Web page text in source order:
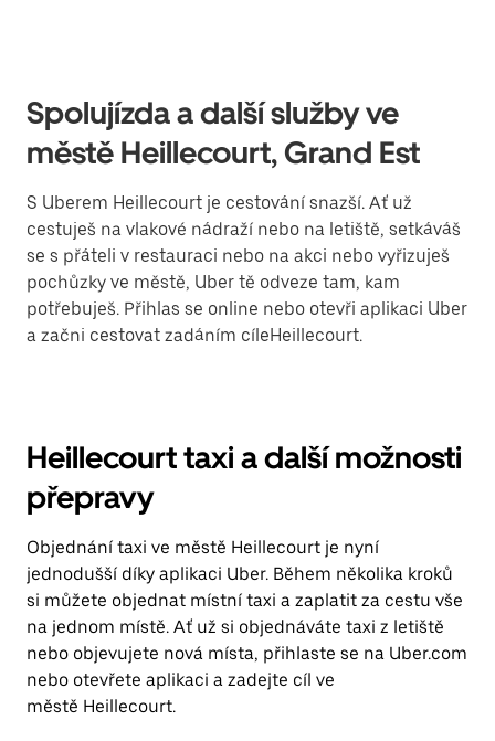
Spolujízda a další služby ve
městě Heillecourt, Grand Est
S Uberem Heillecourt je cestování snazší. Ať už
cestuješ na vlakové nádraží nebo na letiště, setkáváš
se s přáteli v restauraci nebo na akci nebo vyřizuješ
pochůzky ve městě, Uber tě odveze tam, kam
potřebuješ. Přihlas se online nebo otevři aplikaci Uber
a začni cestovat zadáním cíleHeillecourt.
Heillecourt taxi a další možnosti
přepravy
Objednání taxi ve městě Heillecourt je nyní
jednodušší díky aplikaci Uber. Během několika kroků
si můžete objednat místní taxi a zaplatit za cestu vše
na jednom místě. Ať už si objednáváte taxi z letiště
nebo objevujete nová místa, přihlaste se na Uber.com
nebo otevřete aplikaci a zadejte cíl ve
městě Heillecourt.